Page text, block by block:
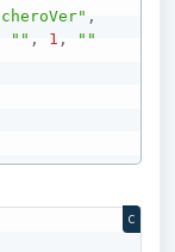
,
"" , 1 , ""
C